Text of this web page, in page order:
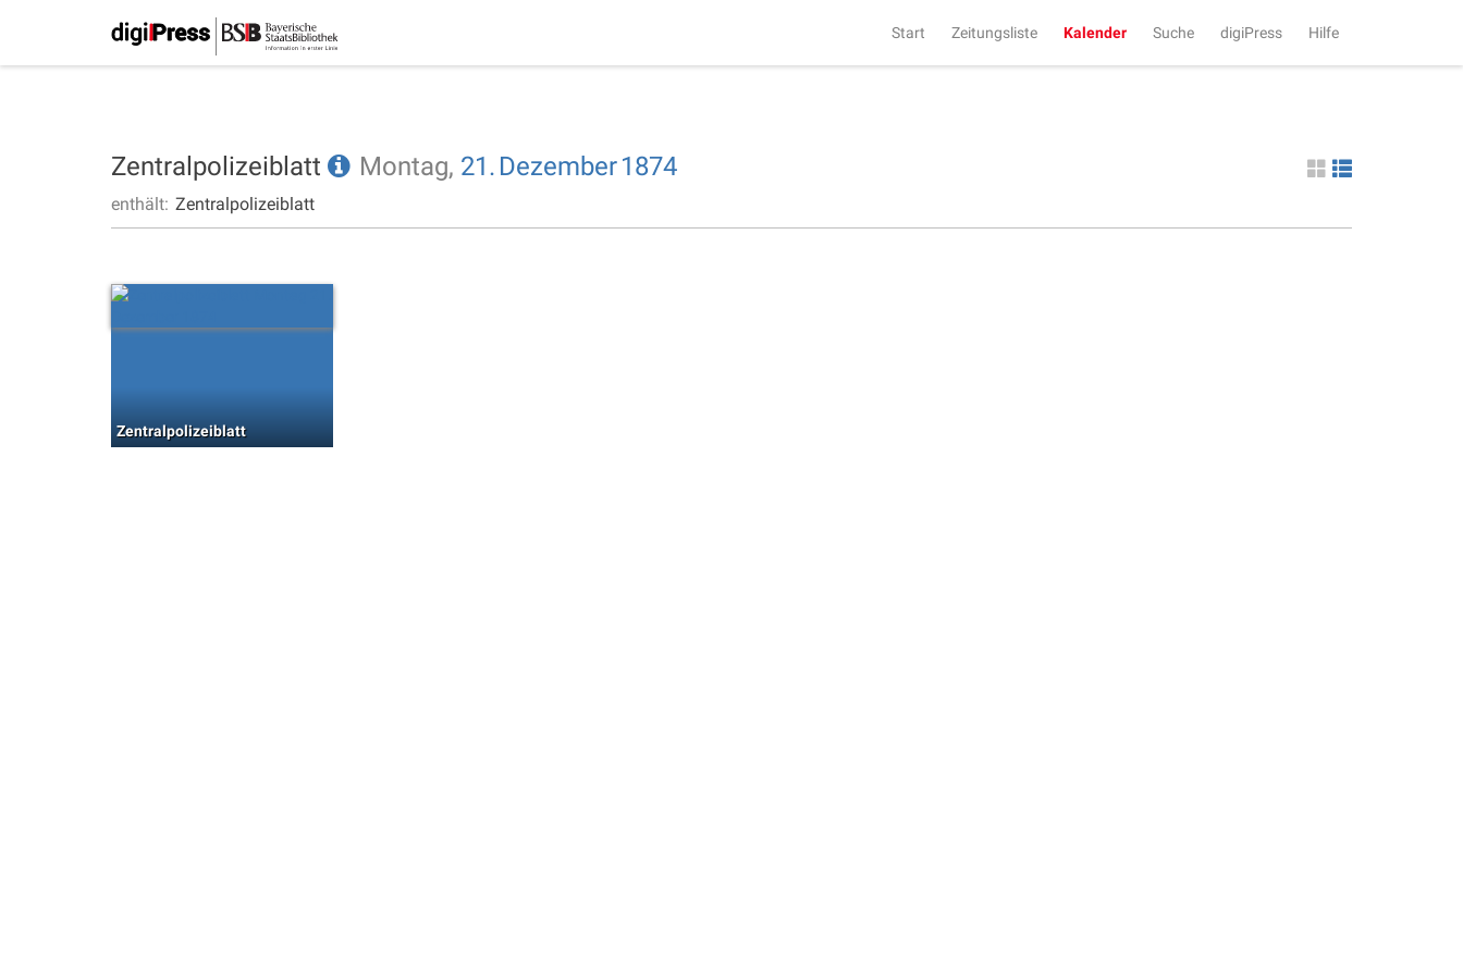
Start Zeitungsliste Kalender Suche digiPress Hilfe
Zentralpolizeiblatt Montag, 21. Dezember1874
enthält: Zentralpolizeiblatt
Zentralpolizeiblatt